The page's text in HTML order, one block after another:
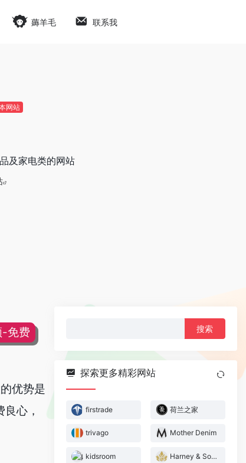
薅羊毛 联系我
网站
及家电类的网站
-免费
优势是
心，
探索更多精彩网站
firstrade 荷兰之家
trivago Mother Denim
kidsroom Harney & Sons